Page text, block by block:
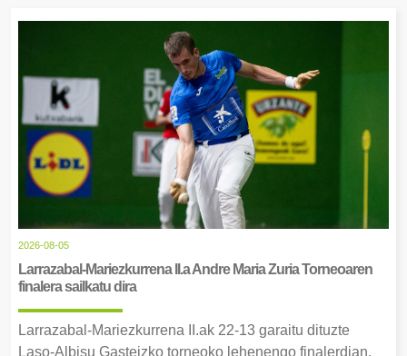
2026-08-05
Larrazabal-Mariezkurrena II.a Andre Maria Zuria Torneoaren
finalera sailkatu dira
Larrazabal-Mariezkurrena II.ak 22-13 garaitu dituzte
Laso-Albisu Gasteizko torneoko lehenengo finalerdian.